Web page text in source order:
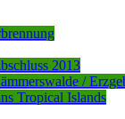
2013
/
Tropical Islands